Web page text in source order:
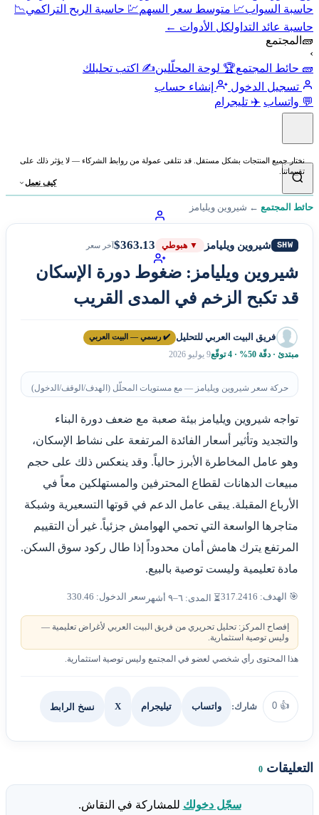
حاسبة السواب📈 متوسط سعر السهم💹 حاسبة الربح التراكمي📉
حاسبة عائد التداولكل الأدوات ←
🧱 المجتمع
›
🧱 حائط المجتمع🏆 لوحة المحلّلين✍️ اكتب تحليلك
تسجيل الدخول
إنشاء حساب
💬 واتساب ✈️ تليجرام
نختار جميع المنتجات بشكل مستقل. قد نتلقى عمولة من روابط الشركاء — لا يؤثر ذلك على
تقييماتنا.
كيف نعمل
حائط المجتمع ← شيروين ويليامز
SHW شيروين ويليامز ▼ هبوطي $363.13آخر سعر
شيروين ويليامز: ضغوط دورة الإسكان
قد تكبح الزخم في المدى القريب
فريق البيت العربي للتحليل ✔️ رسمي — البيت العربي
مبتدئ · دقّة 50% · 4 توقّع 9 يوليو 2026
حركة سعر شيروين ويليامز — مع مستويات المحلّل (الهدف/الوقف/الدخول)
تواجه شيروين ويليامز بيئة صعبة مع ضعف دورة البناء
والتجديد وتأثير أسعار الفائدة المرتفعة على نشاط الإسكان،
وهو عامل المخاطرة الأبرز حالياً. وقد ينعكس ذلك على حجم
مبيعات الدهانات لقطاع المحترفين والمستهلكين معاً في
الأرباع المقبلة. يبقى عامل الدعم في قوتها التسعيرية وشبكة
متاجرها الواسعة التي تحمي الهوامش جزئياً. غير أن التقييم
المرتفع يترك هامش أمان محدوداً إذا طال ركود سوق السكن.
مادة تعليمية وليست توصية بالبيع.
🎯 الهدف: 317.2416 ⏳ المدى: ٦–٩ أشهر سعر الدخول: 330.46
إفصاح المركز: تحليل تحريري من فريق البيت العربي لأغراض تعليمية —
وليس توصية استثمارية.
هذا المحتوى رأي شخصي لعضو في المجتمع وليس توصية استثمارية.
👍
0 شارك: واتساب تيليجرام X نسخ الرابط
التعليقات 0
سجّل دخولك للمشاركة في النقاش.